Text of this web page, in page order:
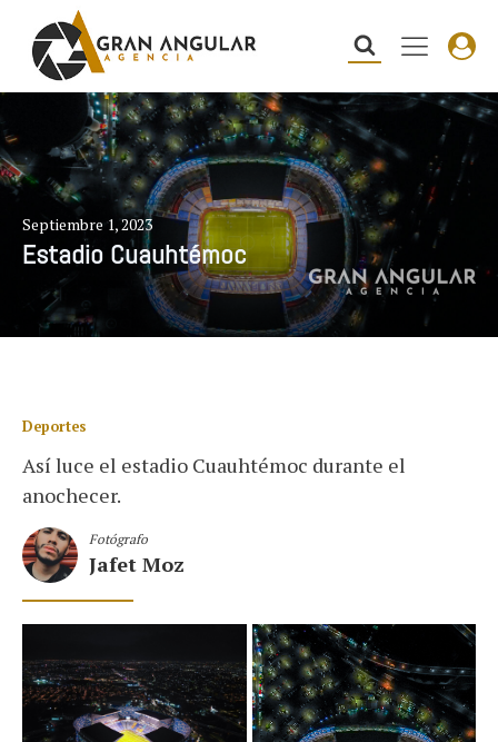
Septiembre 1, 2023
Estadio Cuauhtémoc
Deportes
Así luce el estadio Cuauhtémoc durante el
anochecer.
Fotógrafo
Jafet Moz